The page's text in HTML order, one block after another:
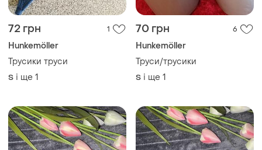
72 грн 1
Hunkemöller
Трусики труси
S і ще 1
70 грн 6
Hunkemöller
Труси/трусики
S і ще 1